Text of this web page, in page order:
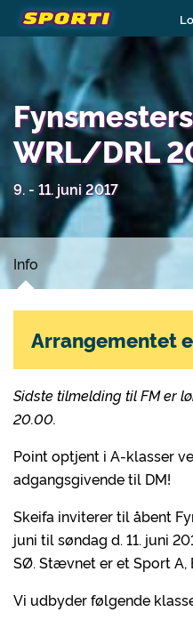
WRL/DRL
9. - 11. juni 2017
Info
Sidste tilmelding til FM er
20.00.
Point optjent i A-klasser
adgangsgivende til DM!
Skeifa inviterer til åbent
juni til søndag d. 11. juni
SØ. Stævnet er et Sport
Vi udbyder følgende
Arrangementet